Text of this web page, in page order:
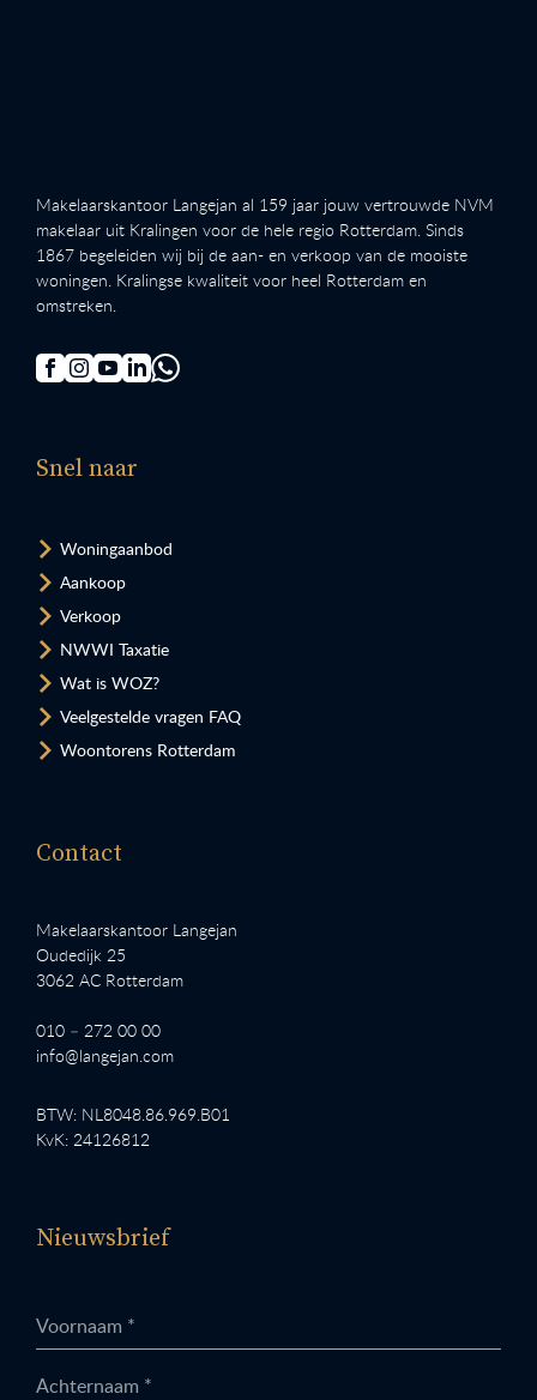
Makelaarskantoor Langejan al 159 jaar jouw vertrouwde NVM
makelaar uit Kralingen voor de hele regio Rotterdam. Sinds
1867 begeleiden wij bij de aan- en verkoop van de mooiste
woningen. Kralingse kwaliteit voor heel Rotterdam en
omstreken.
Snel naar
Woningaanbod
Aankoop
Verkoop
NWWI Taxatie
Wat is WOZ?
Veelgestelde vragen FAQ
Woontorens Rotterdam
Contact
Makelaarskantoor Langejan
Oudedijk 25
3062 AC Rotterdam
010 – 272 00 00
info@langejan.com
BTW: NL8048.86.969.B01
KvK: 24126812
Nieuwsbrief
Voornaam *
Achternaam *